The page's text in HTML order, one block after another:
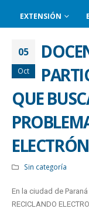
EXTENSIÓN
05
Oct
QUE
Sin categoría
En la ciudad de
RECICLANDO